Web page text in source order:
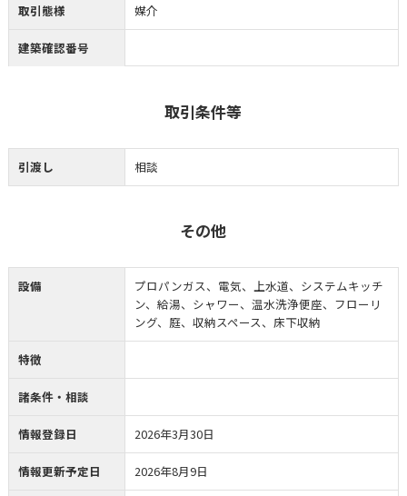
取引態様 媒介
建築確認番号
取引条件等
引渡し 相談
その他
設備
プロパンガス、電気、上水道、システムキッチ
ン、給湯、シャワー、温水洗浄便座、フローリ
ング、庭、収納スペース、床下収納
特徴
諸条件・相談
情報登録日 2026年3月30日
情報更新予定日 2026年8月9日